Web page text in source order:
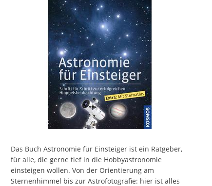
Das Buch Astronomie für Einsteiger ist ein Ratgeber,
für alle, die gerne tief in die Hobbyastronomie
einsteigen wollen. Von der Orientierung am
Sternenhimmel bis zur Astrofotografie: hier ist alles